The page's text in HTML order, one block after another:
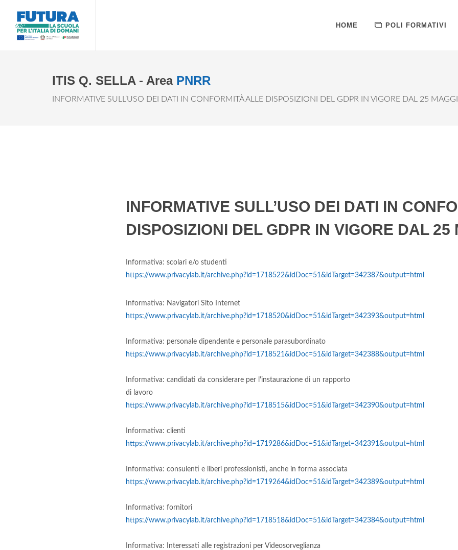
HOME POLI FORMATIVI
ITIS Q. SELLA - Area PNRR
INFORMATIVE SULL’USO DEI DATI IN CONFORMITÀ ALLE DISPOSIZIONI DEL GDPR IN VIGORE DAL 25
INFORMATIVE SULL’USO DEI DATI IN
DISPOSIZIONI DEL GDPR IN VIGORE DAL 25
Informativa: scolari e/o studenti
https://www.privacylab.it/archive.php?id=1718522&idDoc=51&idTarget=342387&output=html
Informativa: Navigatori Sito Internet
https://www.privacylab.it/archive.php?id=1718520&idDoc=51&idTarget=342393&output=html
Informativa: personale dipendente e personale parasubordinato
https://www.privacylab.it/archive.php?id=1718521&idDoc=51&idTarget=342388&output=html
Informativa: candidati da considerare per l'instaurazione di un rapporto
di lavoro
https://www.privacylab.it/archive.php?id=1718515&idDoc=51&idTarget=342390&output=html
Informativa: clienti
https://www.privacylab.it/archive.php?id=1719286&idDoc=51&idTarget=342391&output=html
Informativa: consulenti e liberi professionisti, anche in forma associata
https://www.privacylab.it/archive.php?id=1719264&idDoc=51&idTarget=342389&output=html
Informativa: fornitori
https://www.privacylab.it/archive.php?id=1718518&idDoc=51&idTarget=342384&output=html
Informativa: Interessati alle registrazioni per Videosorveglianza